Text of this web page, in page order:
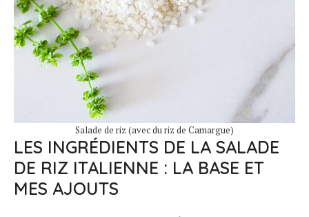
Salade de riz (avec du riz de Camargue)
LES INGRÉDIENTS DE LA SALADE
DE RIZ ITALIENNE : LA BASE ET
MES AJOUTS